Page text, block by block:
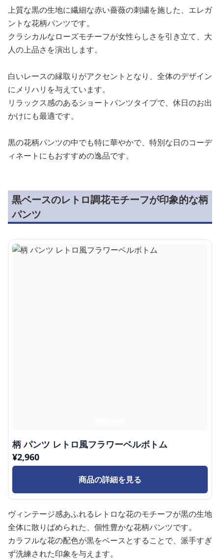
上質な黒の生地に繊細な赤い薔薇の刺繍を施した、エレガ
ントな花柄パンツです。
クラシカルなローズモチーフが女性らしさを引き立て、大
人の上品さを演出します。
白いレースの縁取りがアクセントとなり、全体のデザイン
にメリハリを与えています。
リラックス感のあるショートパンツタイプで、休日のお出
かけにも最適です。
黒の花柄パンツの中でも特に華やかで、特別な日のコーデ
ィネートにもおすすめの逸品です。
黒ベースのレトロ調花モチーフが印象的な柄
パンツ
柄 パンツ レトロ風フラワーベルボトム
¥2,960
商品の詳細を見る
ヴィンテージ感あふれるレトロな花のモチーフが黒の生地
全体に散りばめられた、個性豊かな花柄パンツです。
カラフルな花の配色が黒をベースとすることで、派手すぎ
ず洗練された印象を与えます。